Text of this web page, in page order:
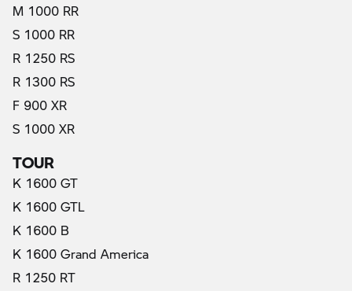
M 1000 RR
S 1000 RR
R 1250 RS
R 1300 RS
F 900 XR
S 1000 XR
TOUR
K 1600 GT
K 1600 GTL
K 1600 B
K 1600 Grand America
R 1250 RT